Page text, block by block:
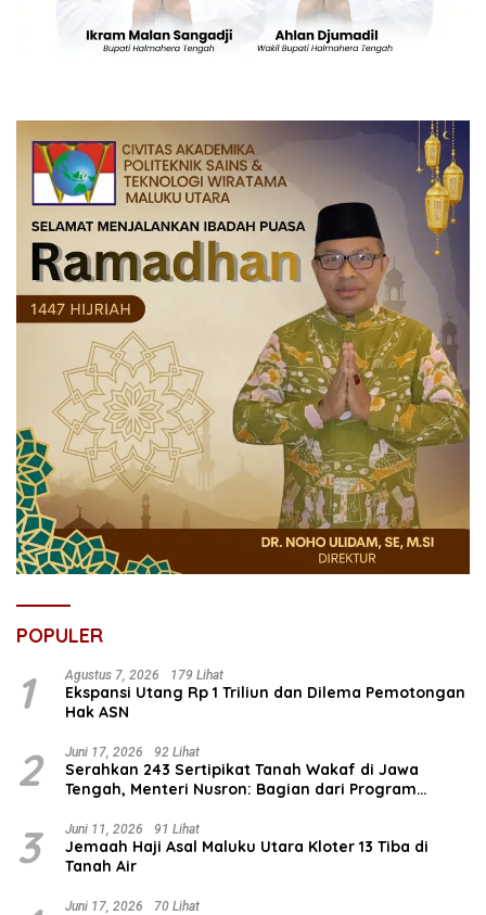
POPULER
1 Agustus 7, 2026 179 Lihat
Ekspansi Utang Rp 1 Triliun dan Dilema Pemotongan
Hak ASN
2 Juni 17, 2026 92 Lihat
Serahkan 243 Sertipikat Tanah Wakaf di Jawa
Tengah, Menteri Nusron: Bagian dari Program
Umat
3 Juni 11, 2026 91 Lihat
Jemaah Haji Asal Maluku Utara Kloter 13 Tiba di
Tanah Air
Juni 17, 2026 70 Lihat